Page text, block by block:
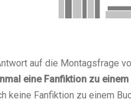
auf die Montagsfrage
eine Fanfiktion zu
keine Fanfiktion zu einem